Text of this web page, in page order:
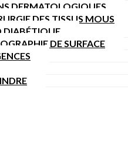
DERMATOLOGIQUES
DES TISSUS MOUS
DIABÉTIQUE
DE SURFACE